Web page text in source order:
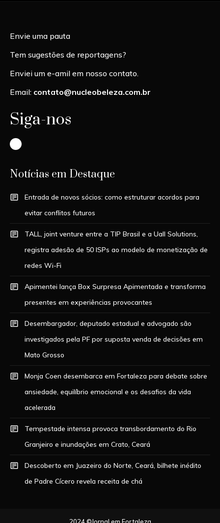
Envie uma pauta
Tem sugestões de reportagens?
Enviei um e-amil em nosso contato.
Email: contato@nucleobeleza.com.br
Siga-nos
Instagram
Notícias em Destaque
Entrada de novos sócios: como estruturar acordos para
evitar conflitos futuros
TALL, joint venture entre a TIP Brasil e a Uall Solutions,
registra adesão de 50 ISPs ao modelo de monetização de
redes Wi-Fi
Apimentei lança Box Surpresa Apimentada e transforma
presentes em experiências provocantes
Desembargador, deputado estadual e advogado são
investigados pela PF por suposta venda de decisões em
Mato Grosso
Monja Coen desembarca em Fortaleza para debate sobre
ansiedade, equilíbrio emocional e os desafios da vida
acelerada
Tempestade intensa provoca transbordamento do Rio
Granjeiro e inundações em Crato, Ceará
Descoberto em Juazeiro do Norte, Ceará, bilhete inédito
de Padre Cícero revela receita de chá